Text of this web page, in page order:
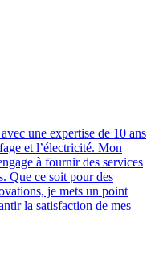
une expertise de 10 ans
et l’électricité. Mon
à fournir des services
Que ce soit pour des
je mets un point
la satisfaction de mes